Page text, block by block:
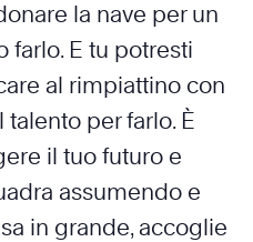
la nave per un
farlo. E tu potresti
al rimpiattino con
per farlo. È
il tuo futuro e
assumendo e
in grande, accoglie